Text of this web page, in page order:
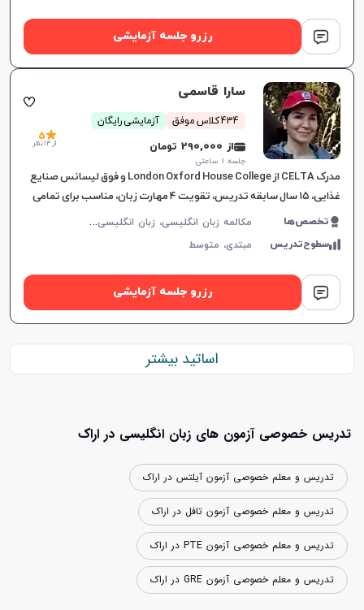
رزرو جلسه آزمایشی
سارا قاسمی
434 کلاس موفق آزمایشی رایگان
از 290,000 تومان
جلسه ۱ ساعتی
5
از 14 نظر
مدرک CELTA از London Oxford House College و فوق لیسانس صنایع
غذایی، ۱۵ سال سابقه تدریس، تقویت ۴ مهارت زبان، مناسب برای تمامی
سطوح، برای پیشرفت دانشجویان.
تخصص‌ها م
کالمه زبان انگلیسی، زبان انگلیسی عمومی، گرامر زبان انگلیسی، زبان انگلیسی بریتیش
سطوح‌تدریس مبتدی، متوسط
رزرو جلسه آزمایشی
اساتید بیشتر
تدریس خصوصی آزمون های زبان انگلیسی در اراک
تدریس و معلم خصوصی آزمون آیلتس در اراک
تدریس و معلم خصوصی آزمون تافل در اراک
تدریس و معلم خصوصی آزمون PTE در اراک
تدریس و معلم خصوصی آزمون GRE در اراک